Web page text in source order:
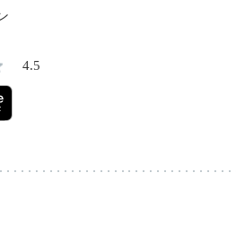
4.5